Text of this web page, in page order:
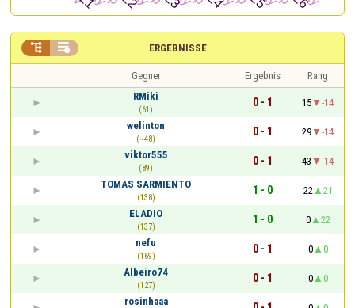
ERGEBNISSE
 
Gegner Ergebnis
Rang
RMiki
(61)
0 - 1 15
-14
welinton
(~48)
0 - 1 29
-14
viktor555
(89)
0 - 1 43
-14
TOMAS SARMIENTO
(138)
1 - 0 22
21
ELADIO
(137)
1 - 0 0
22
nefu
(169)
0 - 1 0
0
Albeiro74
(127)
0 - 1 0
0
rosinhaaa